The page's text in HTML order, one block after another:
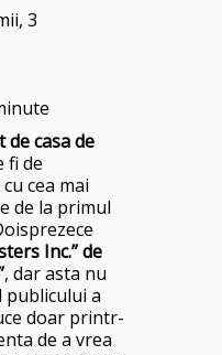
3
casa de
fi de
cea mai
de la primul
Inc.” de
, dar asta nu
publicului a
doar printr-
de a vrea